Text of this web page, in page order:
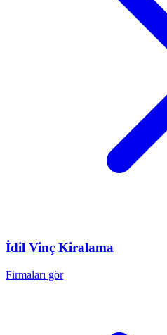
İdil Vinç Kiralama
Firmaları gör